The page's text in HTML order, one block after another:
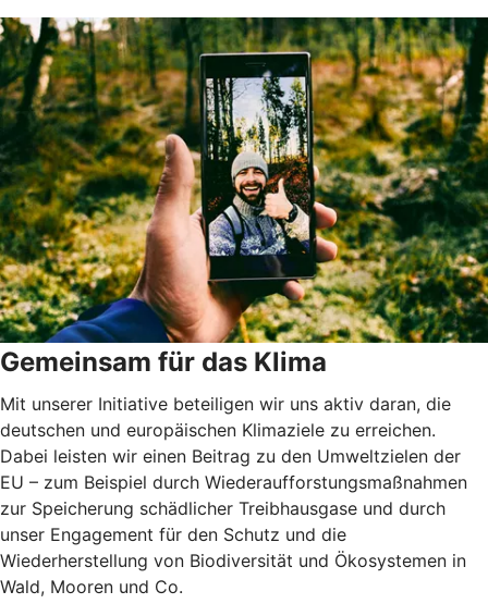
Gemeinsam für das Klima
Mit unserer Initiative beteiligen wir uns aktiv daran, die
deutschen und europäischen Klimaziele zu erreichen.
Dabei leisten wir einen Beitrag zu den Umweltzielen der
EU – zum Beispiel durch Wiederaufforstungsmaßnahmen
zur Speicherung schädlicher Treibhausgase und durch
unser Engagement für den Schutz und die
Wiederherstellung von Biodiversität und Ökosystemen in
Wald, Mooren und Co.